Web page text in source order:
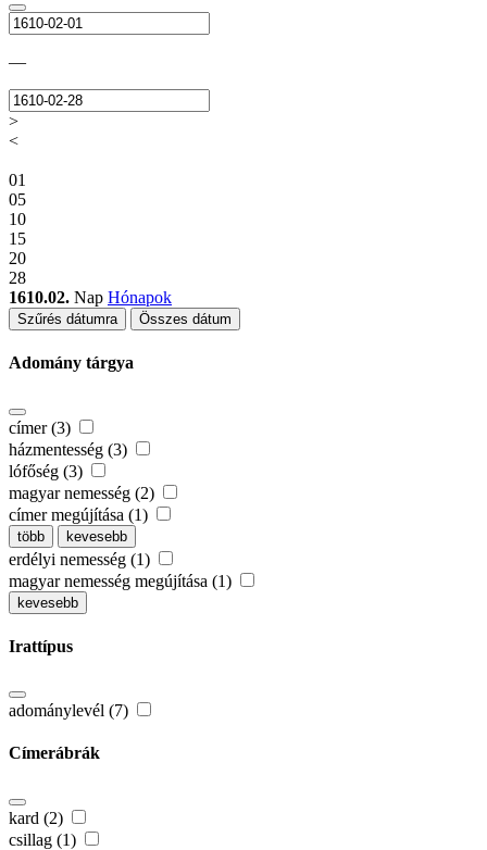
—
>
<
01
05
10
15
20
28
1610.02. Nap Hónapok
Szűrés dátumra Összes dátum
Adomány tárgya
címer (3)
házmentesség (3)
lófőség (3)
magyar nemesség (2)
címer megújítása (1)
több kevesebb
erdélyi nemesség (1)
magyar nemesség megújítása (1)
kevesebb
Irattípus
adománylevél (7)
Címerábrák
kard (2)
csillag (1)